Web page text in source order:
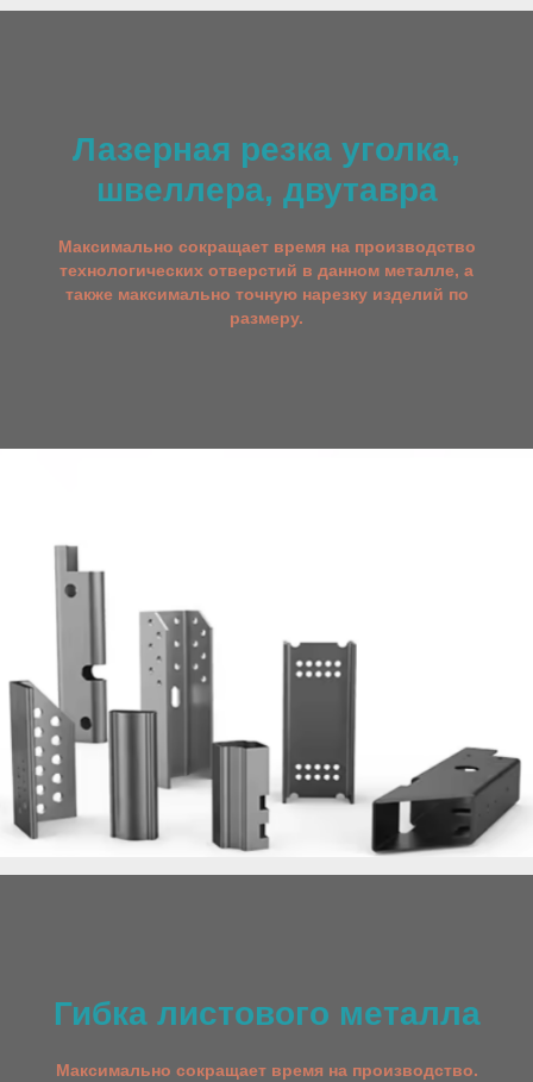
Лазерная резка уголка,
швеллера, двутавра
Максимально сокращает время на производство
технологических отверстий в данном металле, а
также максимально точную нарезку изделий по
размеру.
Гибка листового металла
Максимально сокращает время на производство.